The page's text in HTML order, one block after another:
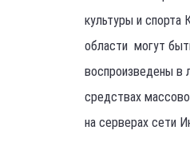
культуры и спорта
области могут
воспроизведены в
средствах
на серверах сети